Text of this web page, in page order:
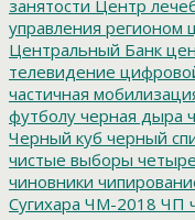
занятости Центр
управления регионом
Центральный Банк
телевидение
частичная
футболу черная дыра
Черный куб черный
чистые выборы
чиновники
Сугихара ЧМ-2018 ЧП